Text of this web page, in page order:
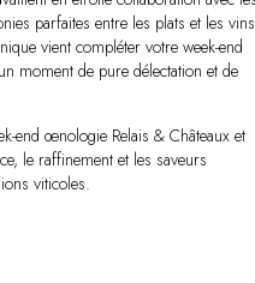
parfaites entre les plats et les
vient compléter votre week-end
moment de pure délectation et de
end œnologie Relais & Châteaux et
le raffinement et les saveurs
viticoles.